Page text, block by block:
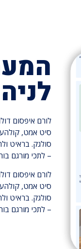
לורם איפסום
סיט אמט, קולהע
סולגק. בראיט
– לתכי מורגם
לורם איפסום
סיט אמט, קולהע
סולגק. בראיט
– לתכי מורגם